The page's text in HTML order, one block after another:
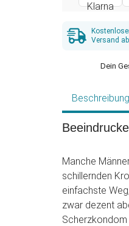
Versand
Dein
Beschreibung
Manche
schillernden
einfachste
zwar dezent
Scherzkondom